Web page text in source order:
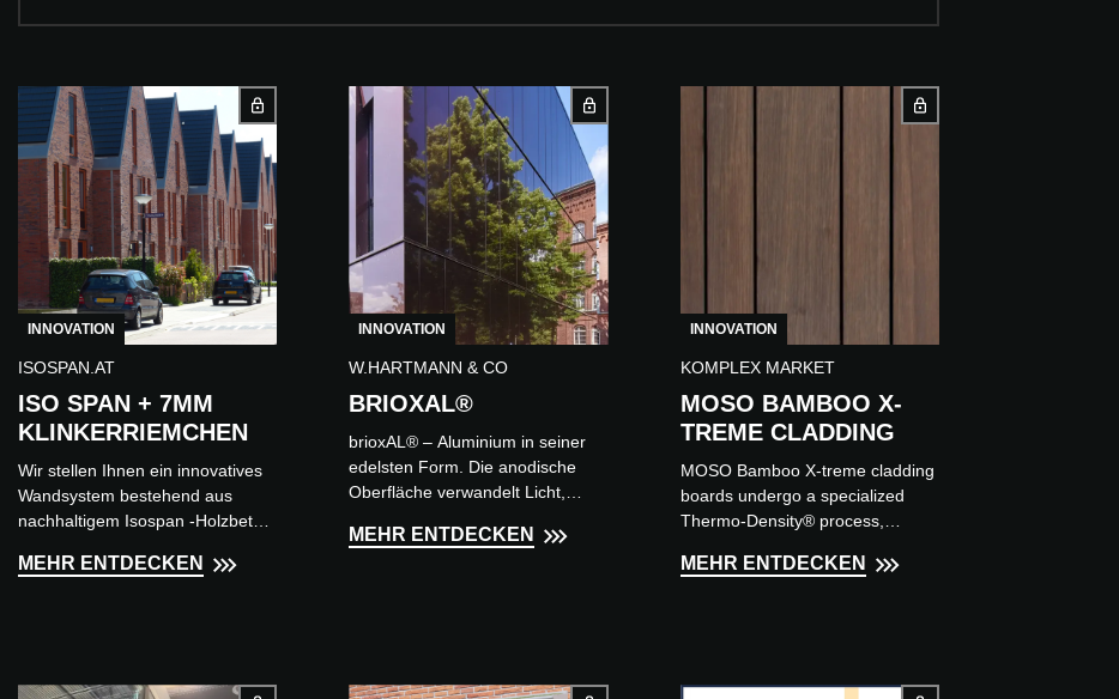
INNOVATION
ISOSPAN.AT
ISO SPAN + 7MM
KLINKERRIEMCHEN
Wir stellen Ihnen ein innovatives
Wandsystem bestehend aus
nachhaltigem Isospan -Holzbeton
schlanken Riemchen vor. Als
MEHR ENTDECKEN
INNOVATION
W.HARTMANN & CO
BRIOXAL®
brioxAL® – Aluminium in seiner
edelsten Form. Die anodische
Oberfläche verwandelt Licht,
lebendiges Spiel aus Reflexionen
MEHR ENTDECKEN
INNOVATION
KOMPLEX MARKET
MOSO BAMBOO X-
TREME CLADDING
MOSO Bamboo X-treme cladding
boards undergo a specialized
Thermo-Density® process,
highest durability and resistance
MEHR ENTDECKEN